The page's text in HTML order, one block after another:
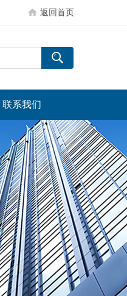
返回首页
联系我们